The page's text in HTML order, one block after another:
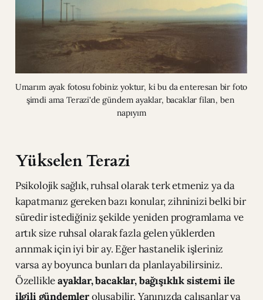
Umarım ayak fotosu fobiniz yoktur, ki bu da enteresan bir foto
şimdi ama Terazi'de gündem ayaklar, bacaklar filan, ben
napıyım
Yükselen Terazi
Psikolojik sağlık, ruhsal olarak terk etmeniz ya da
kapatmanız gereken bazı konular, zihninizi belki bir
süredir istediğiniz şekilde yeniden programlama ve
artık size ruhsal olarak fazla gelen yüklerden
arınmak için iyi bir ay. Eğer hastanelik işleriniz
varsa ay boyunca bunları da planlayabilirsiniz.
Özellikleayaklar, bacaklar, bağışıklık sistemi ile
ilgili gündemleroluşabilir. Yanınızda çalışanlar ya